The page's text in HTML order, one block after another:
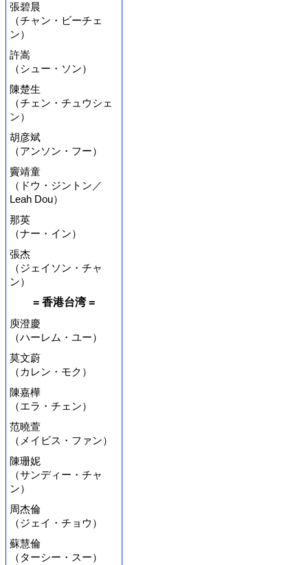
張碧晨
（チャン・ビーチェ
ン）
許嵩
（シュー・ソン）
陳楚生
（チェン・チュウシェ
ン）
胡彦斌
（アンソン・フー）
竇靖童
（ドウ・ジントン／
Leah Dou）
那英
（ナー・イン）
張杰
（ジェイソン・チャ
ン）
= 香港台湾 =
庾澄慶
（ハーレム・ユー）
莫文蔚
（カレン・モク）
陳嘉樺
（エラ・チェン）
范曉萱
（メイビス・ファン）
陳珊妮
（サンディー・チャ
ン）
周杰倫
（ジェイ・チョウ）
蘇慧倫
（ターシー・スー）